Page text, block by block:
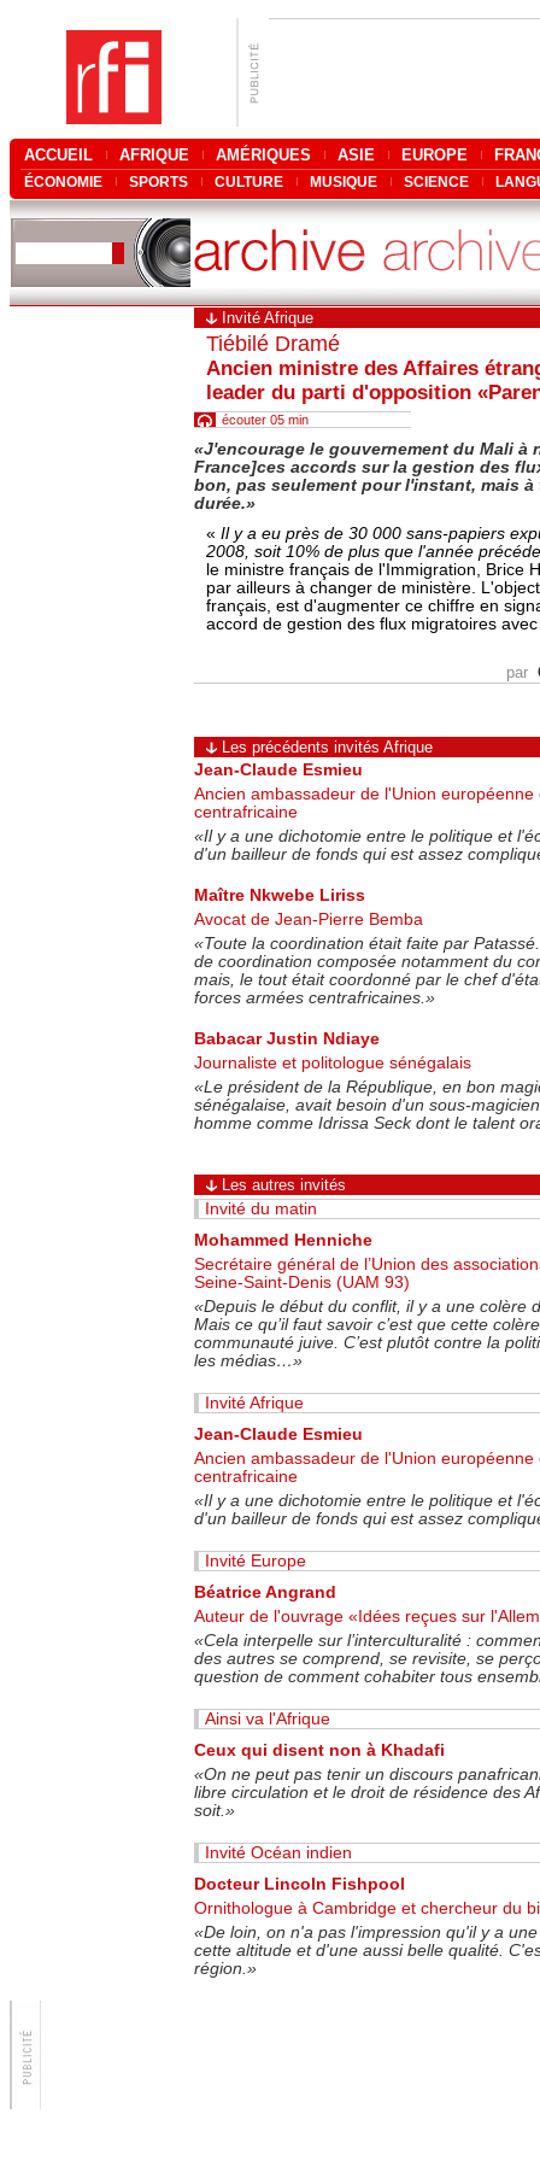
ACCUEIL AFRIQUE AMÉRIQUES ASIE EUROPE
ÉCONOMIE SPORTS CULTURE MUSIQUE SCIENCE
Invité Afrique
Tiébilé Dramé
Ancien ministre des Affaires
leader du parti d'opposition
écouter 05 min
«J'encourage le gouvernement du Mali à
France]ces accords sur la gestion des
bon, pas seulement pour l'instant, mais
durée.»
« Il y a eu près de 30 000 sans-papiers
2008, soit 10% de plus que l'année
le ministre français de l'Immigration, Brice
par ailleurs à changer de ministère.
français, est d'augmenter ce chiffre en
accord de gestion des flux migratoires
par
Les précédents invités Afrique
Jean-Claude Esmieu
Ancien ambassadeur de l'Union européenne
centrafricaine
«Il y a une dichotomie entre le politique et
d'un bailleur de fonds qui est assez
Maître Nkwebe Liriss
Avocat de Jean-Pierre Bemba
«Toute la coordination était faite par
de coordination composée notamment du
mais, le tout était coordonné par le chef
forces armées centrafricaines.»
Babacar Justin Ndiaye
Journaliste et politologue sénégalais
«Le président de la République, en bon
sénégalaise, avait besoin d'un sous-
homme comme Idrissa Seck dont le talent
Les autres invités
Invité du matin
Mohammed Henniche
Secrétaire général de l’Union des
Seine-Saint-Denis (UAM 93)
«Depuis le début du conflit, il y a une colère
Mais ce qu’il faut savoir c’est que cette
communauté juive. C’est plutôt contre la
les médias…»
Invité Afrique
Jean-Claude Esmieu
Ancien ambassadeur de l'Union européenne
centrafricaine
«Il y a une dichotomie entre le politique et
d'un bailleur de fonds qui est assez
Invité Europe
Béatrice Angrand
Auteur de l'ouvrage «Idées reçues sur
«Cela interpelle sur l’interculturalité :
des autres se comprend, se revisite, se
question de comment cohabiter tous
Ainsi va l'Afrique
Ceux qui disent non à Khadafi
«On ne peut pas tenir un discours
libre circulation et le droit de résidence des
soit.»
Invité Océan indien
Docteur Lincoln Fishpool
Ornithologue à Cambridge et chercheur du
«De loin, on n'a pas l'impression qu'il y a
cette altitude et d'une aussi belle qualité.
région.»